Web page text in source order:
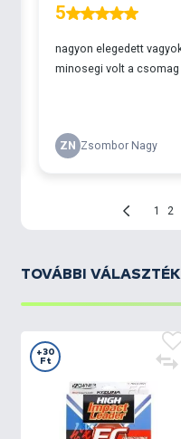
TOVÁBBI VÁLASZTÉK
+30
Ft